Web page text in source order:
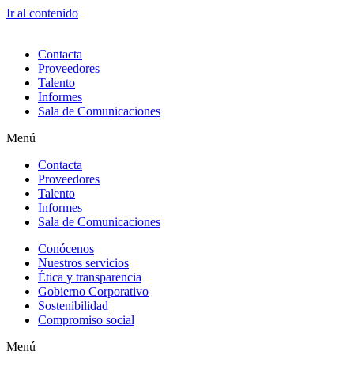
Ir al contenido
Contacta
Proveedores
Talento
Informes
Sala de Comunicaciones
Menú
Contacta
Proveedores
Talento
Informes
Sala de Comunicaciones
Conócenos
Nuestros servicios
Ética y transparencia
Gobierno Corporativo
Sostenibilidad
Compromiso social
Menú